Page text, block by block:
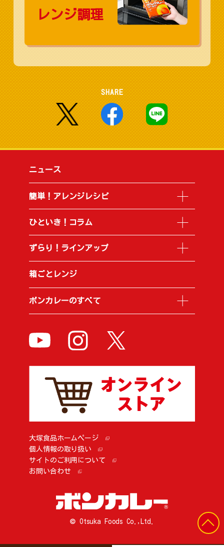
レンジ調理
SHARE
ニュース
簡単！アレンジレシピ
ひといき！コラム
ずらり！ラインアップ
箱ごとレンジ
ボンカレーのすべて
大塚食品ホームページ
個人情報の取り扱い
サイトのご利用について
お問い合わせ
© Otsuka Foods Co.,Ltd.